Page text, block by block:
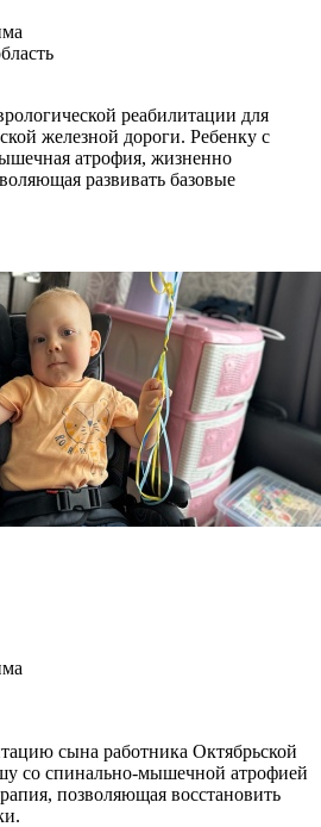
реабилитации для
железной дороги. Ребенку с
атрофия, жизненно
развивать базовые
сына работника Октябрьской
со спинально-мышечной атрофией
позволяющая восстановить